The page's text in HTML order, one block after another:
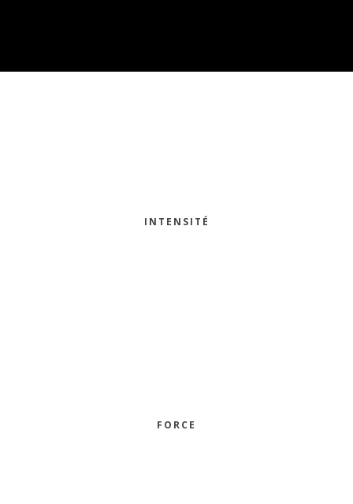
INTENSITÉ
FORCE